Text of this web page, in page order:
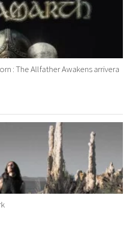
: The Allfather Awakens arrivera